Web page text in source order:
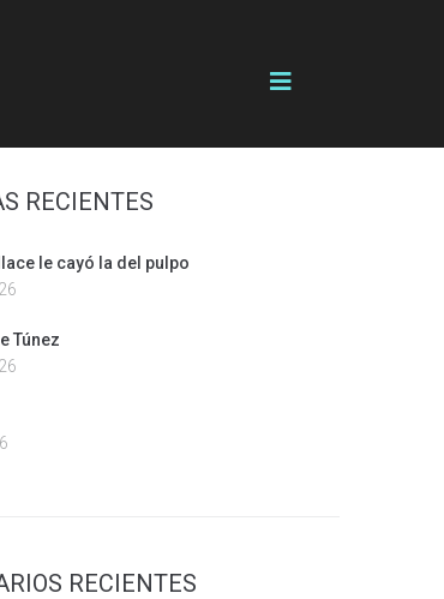
RECIENTES
le cayó la del pulpo
Túnez
RECIENTES